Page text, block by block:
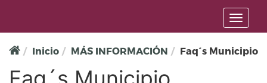
Toggle
Inicio
MÁS INFORMACIÓN Faq´s Municipio